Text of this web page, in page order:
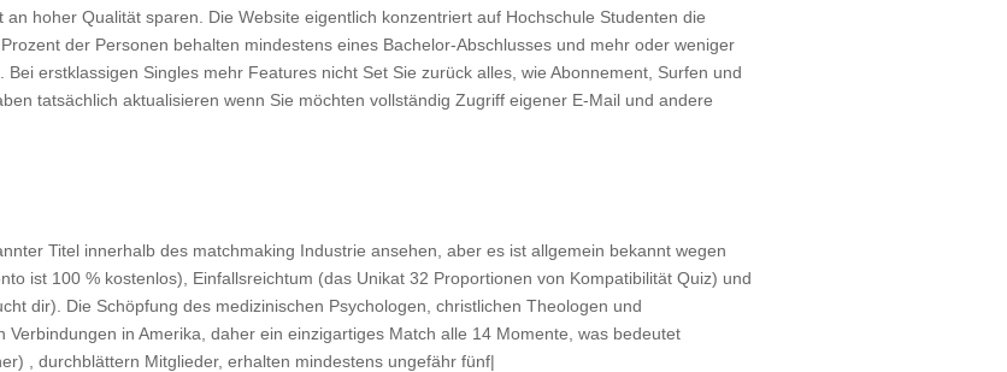
hoher Qualität sparen. Die Website eigentlich konzentriert auf Hochschule Studenten die
der Personen behalten mindestens eines Bachelor-Abschlusses und mehr oder weniger
erstklassigen Singles mehr Features nicht Set Sie zurück alles, wie Abonnement, Surfen und
tatsächlich aktualisieren wenn Sie möchten vollständig Zugriff eigener E-Mail und andere
Titel innerhalb des matchmaking Industrie ansehen, aber es ist allgemein bekannt wegen
ist 100 % kostenlos), Einfallsreichtum (das Unikat 32 Proportionen von Kompatibilität Quiz) und
dir). Die Schöpfung des medizinischen Psychologen, christlichen Theologen und
in Amerika, daher ein einzigartiges Match alle 14 Momente, was bedeutet
, durchblättern Mitglieder, erhalten mindestens ungefähr fünf|